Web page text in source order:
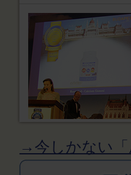
→今しかない「